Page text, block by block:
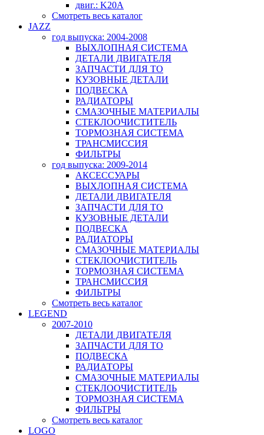
двиг.: K20A
Смотреть весь каталог
JAZZ
год выпуска: 2004-2008
ВЫХЛОПНАЯ СИСТЕМА
ДЕТАЛИ ДВИГАТЕЛЯ
ЗАПЧАСТИ ДЛЯ ТО
КУЗОВНЫЕ ДЕТАЛИ
ПОДВЕСКА
РАДИАТОРЫ
СМАЗОЧНЫЕ МАТЕРИАЛЫ
СТЕКЛООЧИСТИТЕЛЬ
ТОРМОЗНАЯ СИСТЕМА
ТРАНСМИССИЯ
ФИЛЬТРЫ
год выпуска: 2009-2014
АКСЕССУАРЫ
ВЫХЛОПНАЯ СИСТЕМА
ДЕТАЛИ ДВИГАТЕЛЯ
ЗАПЧАСТИ ДЛЯ ТО
КУЗОВНЫЕ ДЕТАЛИ
ПОДВЕСКА
РАДИАТОРЫ
СМАЗОЧНЫЕ МАТЕРИАЛЫ
СТЕКЛООЧИСТИТЕЛЬ
ТОРМОЗНАЯ СИСТЕМА
ТРАНСМИССИЯ
ФИЛЬТРЫ
Смотреть весь каталог
LEGEND
2007-2010
ДЕТАЛИ ДВИГАТЕЛЯ
ЗАПЧАСТИ ДЛЯ ТО
ПОДВЕСКА
РАДИАТОРЫ
СМАЗОЧНЫЕ МАТЕРИАЛЫ
СТЕКЛООЧИСТИТЕЛЬ
ТОРМОЗНАЯ СИСТЕМА
ФИЛЬТРЫ
Смотреть весь каталог
LOGO